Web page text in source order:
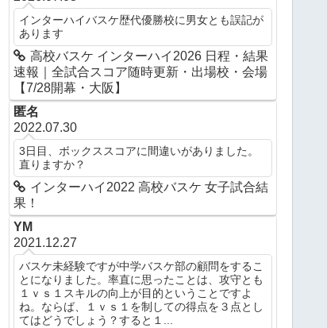
インターハイバスケ歴代優勝校に男女とも誤記が
あります
高校バスケ インターハイ2026 日程・結果
速報｜全試合スコア随時更新・出場校・会場
【7/28開幕・大阪】
匿名
2022.07.30
3日目、ボックススコアに間違いがありました。
直りますか？
インターハイ2022 高校バスケ 女子試合結
果！
YM
2021.12.27
バスケ未経験ですが中学バスケ部の顧問をするこ
とになりました。率直に思ったことは、攻守とも
１ｖｓ１スキルの向上が目的ということですよ
ね。ならば、１ｖｓ１を制しての得点を３点とし
てはどうでしょう？すると１...